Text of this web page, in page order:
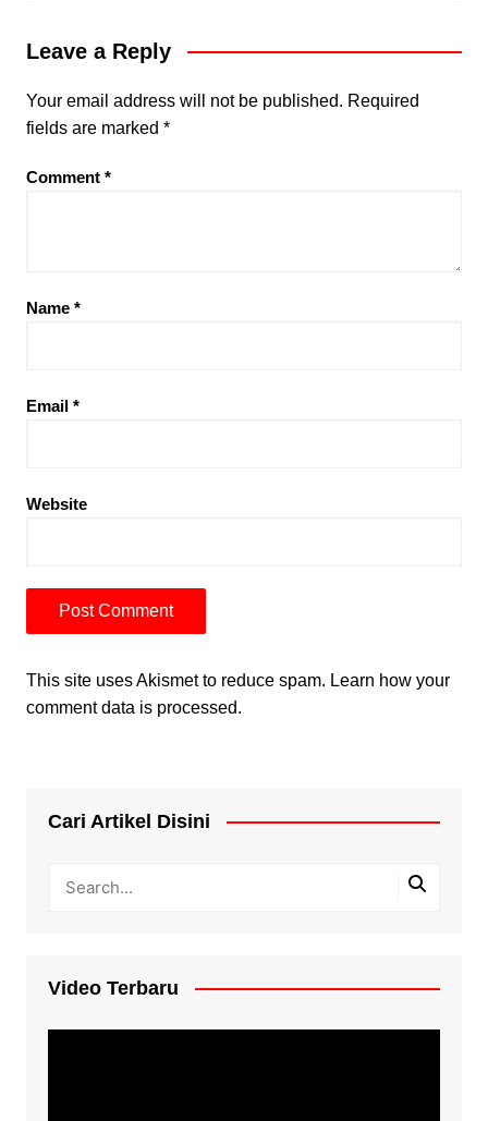
Leave a Reply
Your email address will not be published. Required
fields are marked *
Comment *
Name *
Email *
Website
This site uses Akismet to reduce spam. Learn how your
comment data is processed.
Cari Artikel Disini
Video Terbaru